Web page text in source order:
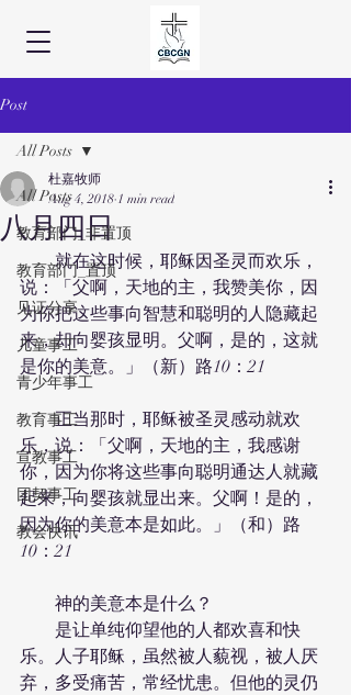
Post
All Posts
教育部门_非置顶
教育部门_置顶
见证分享
儿童事工
青少年事工
教育事工
宣教事工
团契事工
教会快讯
All Posts
八月四日
杜嘉牧师
Aug 4, 2018 1 min read
就在这时候，耶稣因圣灵而欢乐，
说：「父啊，天地的主，我赞美你，因
为你把这些事向智慧和聪明的人隐藏起
来，却向婴孩显明。父啊，是的，这就
是你的美意。」（新）路10：21
正当那时，耶稣被圣灵感动就欢
乐，说：「父啊，天地的主，我感谢
你，因为你将这些事向聪明通达人就藏
起来，向婴孩就显出来。父啊！是的，
因为你的美意本是如此。」（和）路
10：21
神的美意本是什么？
是让单纯仰望他的人都欢喜和快
乐。人子耶稣，虽然被人藐视，被人厌
弃，多受痛苦，常经忧患。但他的灵仍